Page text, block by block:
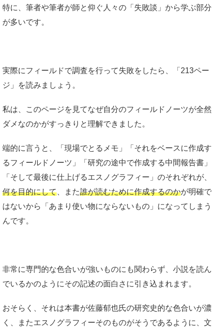
特に、筆者や筆者が師と仰ぐ人々の「失敗談」から学ぶ部分
が多いです。
実際にフィールドで調査を行って失敗をしたら、「213ペー
ジ」を読みましょう。
私は、このページを見てなぜ自分のフィールドノーツが全然
ダメなのかがすっきりと理解できました。
端的に言うと、「現場でとるメモ」「それをベースに作成す
るフィールドノーツ」「研究の途中で作成する中間報告書」
「そして最後に仕上げるエスノグラフィー」のそれぞれが、
何を目的にして 、また誰が読むために作成するのかが明確で
はないから「あまり使い物にならないもの」になってしまう
んです。
非常に専門的な色合いが強いものにも関わらず、小説を読ん
でいるかのようにその記述の面白さに引き込まれます。
おそらく、それは本書が佐藤郁也氏の研究史的な色合いが濃
く、またエスノグラフィーそのものがそうであるように、文